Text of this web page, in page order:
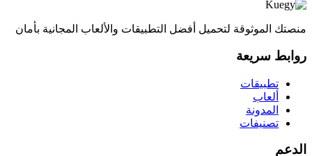
منصتك الموثوقة لتحميل أفضل التطبيقات والألعاب المجانية بأمان
روابط سريعة
تطبيقات
ألعاب
المدونة
تصنيفات
الدعم